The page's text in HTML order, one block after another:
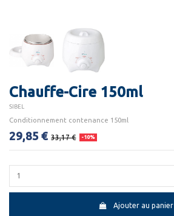
Chauffe-Cire 150ml
SIBEL
Conditionnement contenance 150ml
29,85 € 33,17 € -10%
Ajouter au panier